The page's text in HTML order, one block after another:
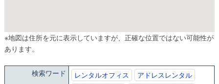
※地図は住所を元に表示していますが、正確な位置ではない可能性が
あります。
検索ワード レンタルオフィス
アドレスレンタル